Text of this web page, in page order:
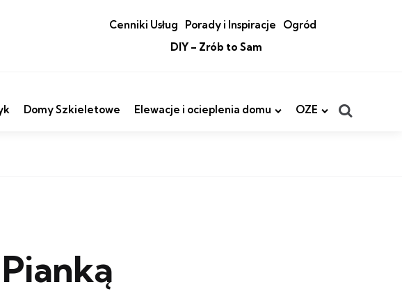
Cenniki Usług Porady i Inspiracje
Ogród
DIY – Zrób to Sam
Domy Szkieletowe Elewacje i ocieplenia domu OZE